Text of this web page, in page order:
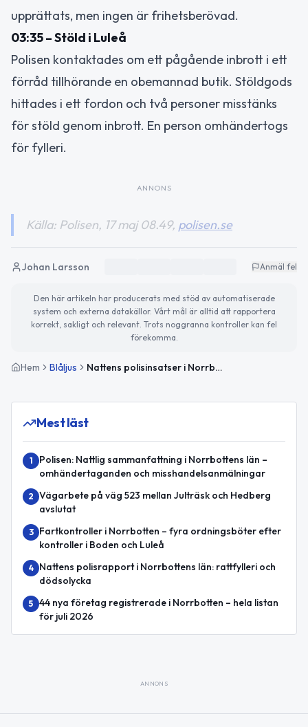
upprättats, men ingen är frihetsberövad.
03:35 – Stöld i Luleå
Polisen kontaktades om ett pågående inbrott i ett
förråd tillhörande en obemannad butik. Stöldgods
hittades i ett fordon och två personer misstänks
för stöld genom inbrott. En person omhändertogs
för fylleri.
ANNONS
Källa: Polisen, 17 maj 08.49, polisen.se
Johan Larsson Anmäl fel
Den här artikeln har producerats med stöd av automatiserade
system och externa datakällor. Vårt mål är alltid att rapportera
korrekt, sakligt och relevant. Trots noggranna kontroller kan fel
förekomma.
Hem Blåljus Nattens polisinsatser i Norrbottens län – flera omhändertaganden och brott
Mest läst
1
Polisen: Nattlig sammanfattning i Norrbottens län –
omhändertaganden och misshandelsanmälningar
2 Vägarbete på väg 523 mellan Julträsk och Hedberg
avslutat
3
Fartkontroller i Norrbotten – fyra ordningsböter efter
kontroller i Boden och Luleå
4
Nattens polisrapport i Norrbottens län: rattfylleri och
dödsolycka
5 44 nya företag registrerade i Norrbotten – hela listan
för juli 2026
ANNONS